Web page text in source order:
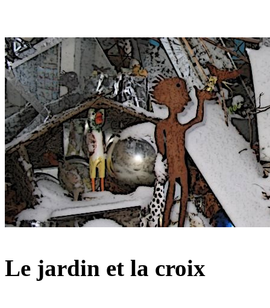
Le jardin et la croix